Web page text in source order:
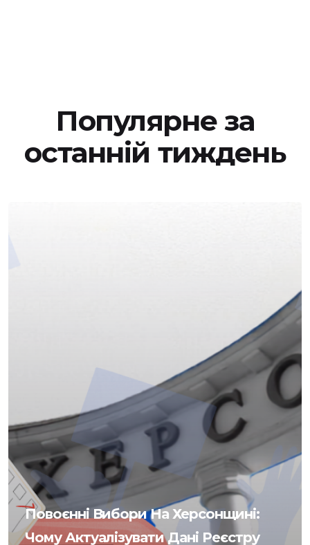
Популярне за
останній тиждень
Повоєнні Вибори На Херсонщині:
Чому Актуалізувати Дані Реєстру